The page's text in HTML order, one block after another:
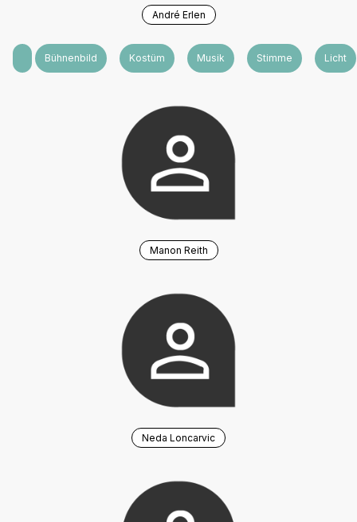
André Erlen
Text(e)Bühnenbild Kostüm Musik Stimme Licht
Manon Reith
Neda Loncarvic